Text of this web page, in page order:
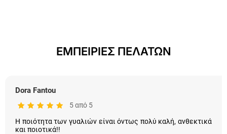
ΕΜΠΕΙΡΙΕΣ ΠΕΛΑΤΩΝ
Dora Fantou
5 από 5
Η ποιότητα των γυαλιών είναι όντως πολύ καλή, ανθεκτικά
και ποιοτικά!!